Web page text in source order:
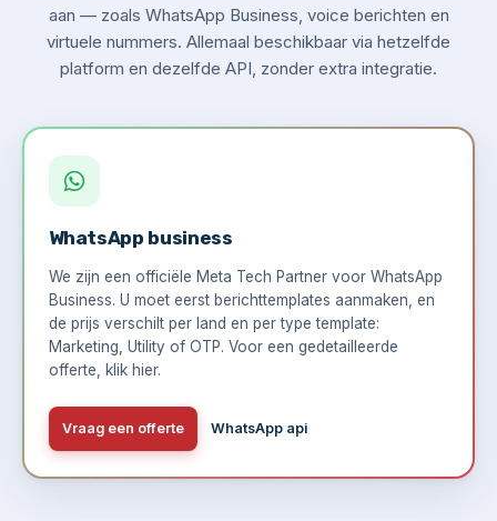
aan — zoals WhatsApp Business, voice berichten en
virtuele nummers. Allemaal beschikbaar via hetzelfde
platform en dezelfde API, zonder extra integratie.
WhatsApp business
We zijn een officiële Meta Tech Partner voor WhatsApp
Business. U moet eerst berichttemplates aanmaken, en
de prijs verschilt per land en per type template:
Marketing, Utility of OTP. Voor een gedetailleerde
offerte, klik hier.
Vraag een offerte WhatsApp api